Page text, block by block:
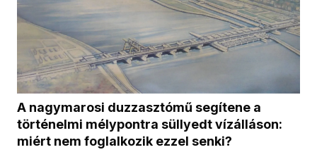
A nagymarosi duzzasztómű segítene a
történelmi mélypontra süllyedt vízálláson:
miért nem foglalkozik ezzel senki?